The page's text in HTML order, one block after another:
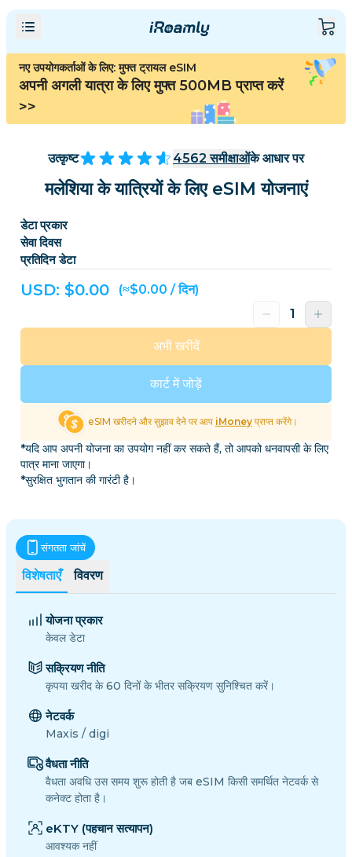
नए उपयोगकर्ताओं के लिए: मुफ्त ट्रायल eSIM
अपनी अगली यात्रा के लिए मुफ्त 500MB प्राप्त करें
>>
उत्कृष्ट 4562 समीक्षाओंके आधार पर
मलेशिया के यात्रियों के लिए eSIM योजनाएं
डेटा प्रकार
सेवा दिवस
प्रतिदिन डेटा
USD: $0.00 (≈$0.00 / दिन)
कार्ट में जोड़ें
अभी खरीदें
eSIM खरीदने और सुझाव देने पर आप iMoney प्राप्त करेंगे।
*यदि आप अपनी योजना का उपयोग नहीं कर सकते हैं, तो आपको धनवापसी के लिए
पात्र माना जाएगा।
*सुरक्षित भुगतान की गारंटी है।
विशेषताएँ विवरण
संगतता जांचें
योजना प्रकार
केवल डेटा
सक्रियण नीति
कृपया खरीद के 60 दिनों के भीतर सक्रियण सुनिश्चित करें।
नेटवर्क
Maxis / digi
वैधता नीति
वैधता अवधि उस समय शुरू होती है जब eSIM किसी समर्थित नेटवर्क से
कनेक्ट होता है।
eKTY (पहचान सत्यापन)
आवश्यक नहीं